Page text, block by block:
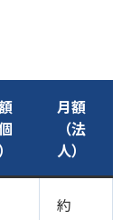
月額
（法
人）
約